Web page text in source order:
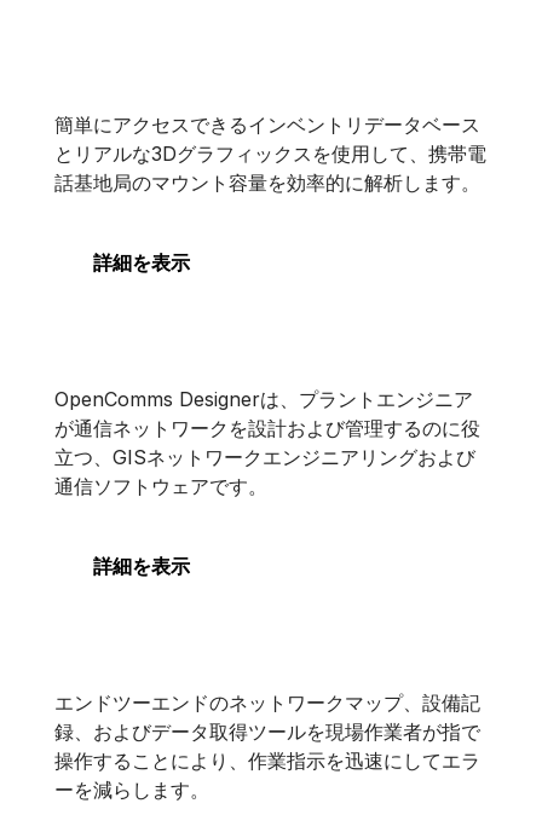
OpenTower Mount Analysis
簡単にアクセスできるインベントリデータベース
とリアルな3Dグラフィックスを使用して、携帯電
話基地局のマウント容量を効率的に解析します。
詳細を表示
OpenComms Designer
OpenComms Designerは、プラントエンジニア
が通信ネットワークを設計および管理するのに役
立つ、GISネットワークエンジニアリングおよび
通信ソフトウェアです。
詳細を表示
OpenComms PowerView
エンドツーエンドのネットワークマップ、設備記
録、およびデータ取得ツールを現場作業者が指で
操作することにより、作業指示を迅速にしてエラ
ーを減らします。